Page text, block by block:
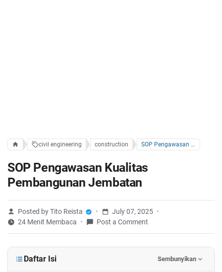
civil engineering construction SOP Pengawasan Kualitas Pembangunan Jembatan
SOP Pengawasan Kualitas
Pembangunan Jembatan
Posted by Tito Reista
July 07, 2025
24 Menit Membaca
Post a Comment
Daftar Isi Sembunyikan